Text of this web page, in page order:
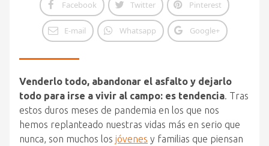
Facebook Twitter Pinterest
E-mail Whatsapp Google+
Venderlo todo, abandonar el asfalto y dejarlo
todo para irse a vivir al campo: es tendencia. Tras
estos duros meses de pandemia en los que nos
hemos replanteado nuestras vidas más en serio que
nunca, son muchos los jóvenes y familias que piensan